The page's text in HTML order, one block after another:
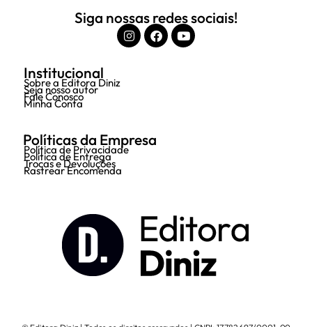
Siga nossas redes sociais!
Institucional
Sobre a Editora Diniz
Seja nosso autor
Fale Conosco
Minha Conta
Políticas da Empresa
Política de Privacidade
Política de Entrega
Trocas e Devoluções
Rastrear Encomenda